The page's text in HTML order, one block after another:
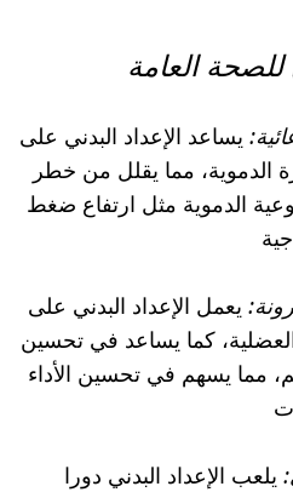
للصحة العامة
يساعد الإعداد البدني على
الدموية، مما يقلل من خطر
الدموية مثل ارتفاع ضغط
يعمل الإعداد البدني على
العضلية، كما يساعد في تحسين
مما يسهم في تحسين الأداء
يلعب الإعداد البدني دورا